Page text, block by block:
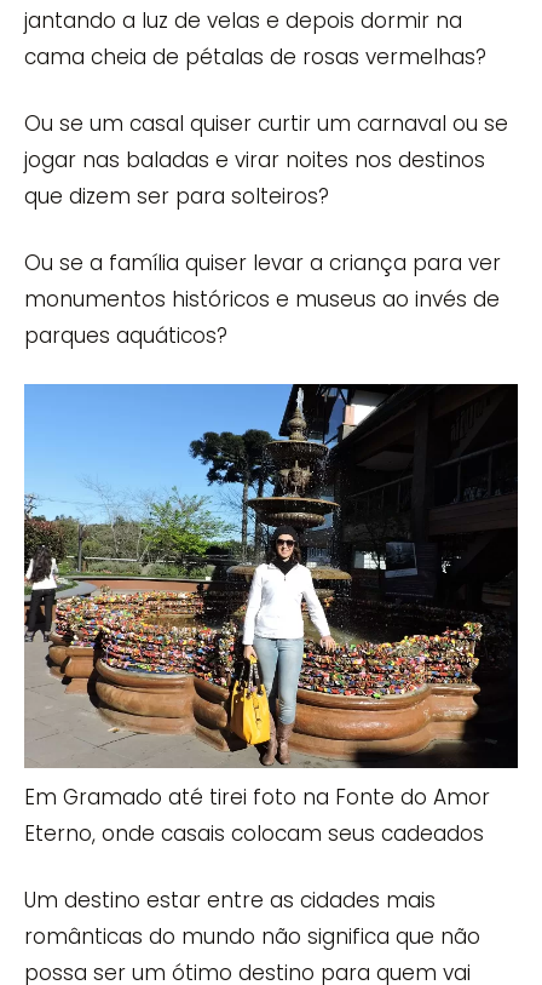
jantando a luz de velas e depois dormir na
cama cheia de pétalas de rosas vermelhas?
Ou se um casal quiser curtir um carnaval ou se
jogar nas baladas e virar noites nos destinos
que dizem ser para solteiros?
Ou se a família quiser levar a criança para ver
monumentos históricos e museus ao invés de
parques aquáticos?
Em Gramado até tirei foto na Fonte do Amor
Eterno, onde casais colocam seus cadeados
Um destino estar entre as cidades mais
românticas do mundo não significa que não
possa ser um ótimo destino para quem vai